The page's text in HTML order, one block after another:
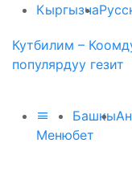
Кыргызча
Кутбилим –
популярдуу гезит
Меню
Башкы
бет